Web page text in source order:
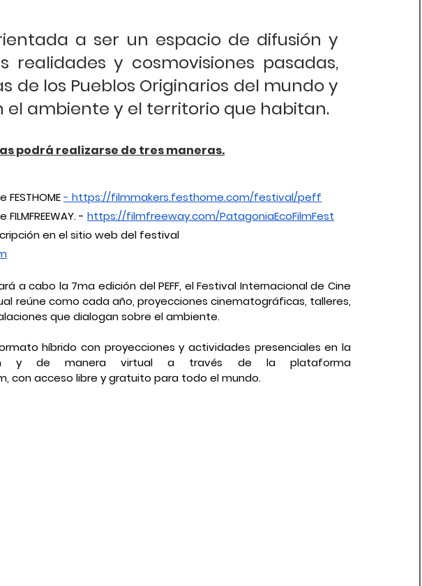
a ser un espacio de difusión y
realidades y cosmovisiones pasadas,
de los Pueblos Originarios del mundo y
el ambiente y el territorio que habitan.
podrá realizarse de tres maneras.
- https://filmmakers.festhome.com/festival/peff
- https://filmfreeway.com/PatagoniaEcoFilmFest
en el sitio web del festival
a cabo la 7ma edición del PEFF, el Festival Internacional de Cine
reúne como cada año, proyecciones cinematográficas, talleres,
que dialogan sobre el ambiente.
formato híbrido con proyecciones y actividades presenciales en la
y de manera virtual a través de la plataforma
con acceso libre y gratuito para todo el mundo.